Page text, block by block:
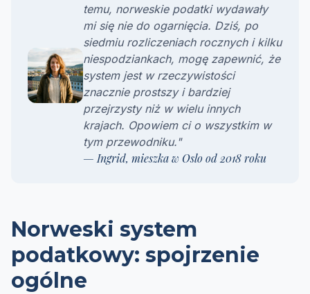
temu, norweskie podatki wydawały
mi się nie do ogarnięcia. Dziś, po
siedmiu rozliczeniach rocznych i kilku
niespodziankach, mogę zapewnić, że
system jest w rzeczywistości
znacznie prostszy i bardziej
przejrzysty niż w wielu innych
krajach. Opowiem ci o wszystkim w
tym przewodniku."
— Ingrid, mieszka w Oslo od 2018 roku
Norweski system
podatkowy: spojrzenie
ogólne